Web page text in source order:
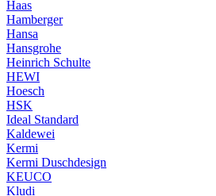
Haas
Hamberger
Hansa
Hansgrohe
Heinrich Schulte
HEWI
Hoesch
HSK
Ideal Standard
Kaldewei
Kermi
Kermi Duschdesign
KEUCO
Kludi